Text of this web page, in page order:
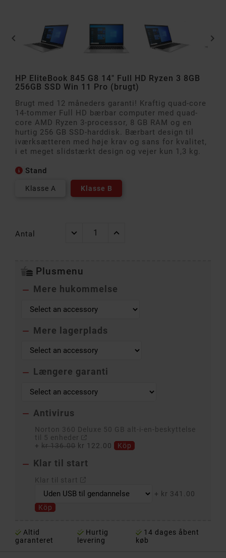
 
HP EliteBook 845 G8 14" Full HD Ryzen 3 8GB
256GB SSD Win 11 Pro (brugt)
Brugt med 12 måneders garanti! Kraftig quad-core
14-tommer Full HD bærbar computer med quad-
core AMD Ryzen 3-processor, 8 GB RAM og en
hurtig 256 GB SSD-harddisk. Bærbart design til
iværksætteren med høje krav og sans for kvalitet,
i et meget slidstærkt design og vejer kun 1,3 kg.
Stand
Klasse A Klasse B
Antal
Plusmenu
 Mere hukommelse
 Mere lagerplads
 Længere garanti
 Antivirus
Norton 360 Deluxe 50 GB alt-i-en-beskyttelse
til 5 enheder
+ kr 136.00 kr 122.00 Köp
 Klar til start
Klar til start
+ kr 341.00
Köp
Altid
garanteret
Hurtig
levering
14 dages åbent
køb